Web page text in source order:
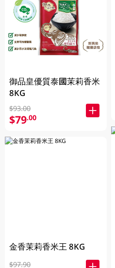
御品皇優質泰國茉莉香米
8KG
$93.00
$79.00
金香茉莉香米王 8KG
$97.90